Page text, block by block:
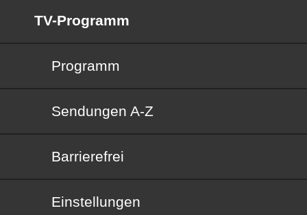
TV-Programm
Programm
Sendungen von A bis Z
Sendungen A-Z
Barrierefrei
Barrierefrei
Einstellungen